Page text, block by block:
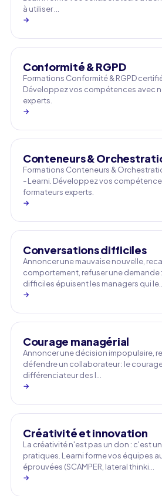
à utiliser …
→
Conformité & RGPD
Formations Conformité & RGPD
Développez vos compétences avec
experts.
→
Conteneurs &
Formations Conteneurs &
- Learni. Développez vos
formateurs experts.
→
Conversations difficiles
Annoncer une mauvaise nouvelle,
comportement, refuser une demande
difficiles épuisent les managers qui le…
→
Courage managérial
Annoncer une décision impopulaire,
défendre un collaborateur : le
différenciateur des l…
→
Créativité et innovation
La créativité n'est pas un don : c'est
pratiques. Learni forme vos équipes
éprouvées (SCAMPER, lateral thinki…
→